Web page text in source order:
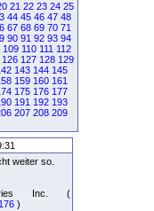
21 22 23 24 25
44 45 46 47 48
67 68 69 70 71
90 91 92 93 94
109 110 111 112
126 127 128 129
143 144 145
159 160 161
175 176 177
191 192 193
207 208 209
weiter so.
Inc. (
)